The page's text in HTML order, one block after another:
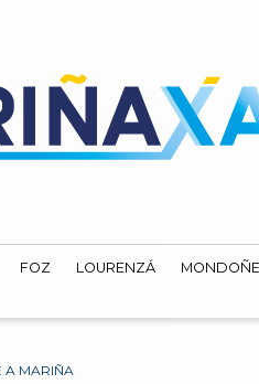
FOZ LOURENZÁ
A MARIÑA